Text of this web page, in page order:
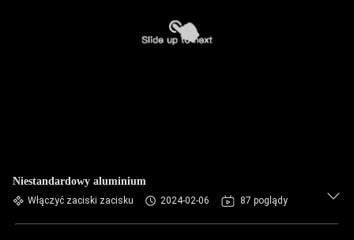
Niestandardowy aluminium
Włączyć zaciski zacisku 2024-02-06 87 poglądy